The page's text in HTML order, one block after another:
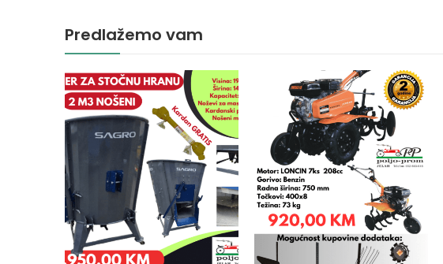
Predlažemo vam